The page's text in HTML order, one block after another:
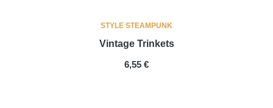
STYLE STEAMPUNK
Vintage Trinkets
PRIX
6,55 €